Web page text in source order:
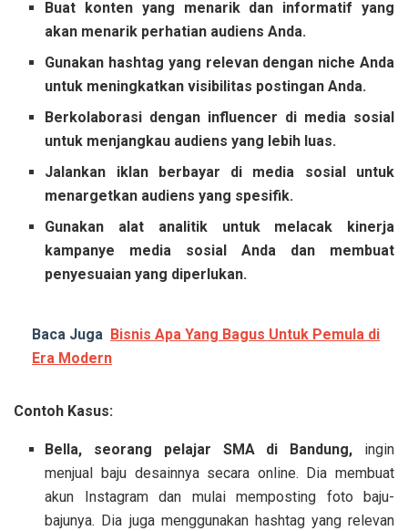
Buat konten yang menarik dan informatif yang
akan menarik perhatian audiens Anda.
Gunakan hashtag yang relevan dengan niche Anda
untuk meningkatkan visibilitas postingan Anda.
Berkolaborasi dengan influencer di media sosial
untuk menjangkau audiens yang lebih luas.
Jalankan iklan berbayar di media sosial untuk
menargetkan audiens yang spesifik.
Gunakan alat analitik untuk melacak kinerja
kampanye media sosial Anda dan membuat
penyesuaian yang diperlukan.
Baca Juga Bisnis Apa Yang Bagus Untuk Pemula di
Era Modern
Contoh Kasus:
Bella, seorang pelajar SMA di Bandung, ingin
menjual baju desainnya secara online. Dia membuat
akun Instagram dan mulai memposting foto baju-
bajunya. Dia juga menggunakan hashtag yang relevan